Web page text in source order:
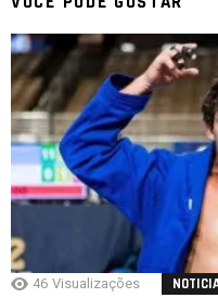
46 Visualizações